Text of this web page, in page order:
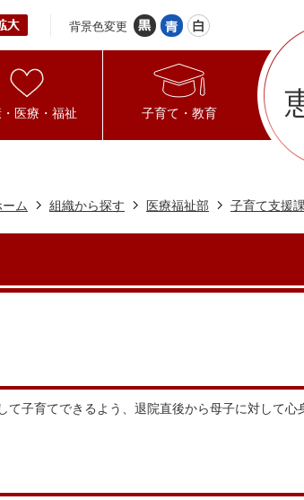
背景色変更
医療・福祉 子育て・教育
ーム 組織から探す 医療福祉部 子育て支援課
て子育てできるよう、退院直後から母子に対して心